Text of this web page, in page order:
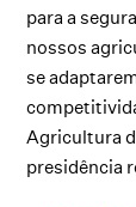
para a
nossos
se
Agricultura
presidência